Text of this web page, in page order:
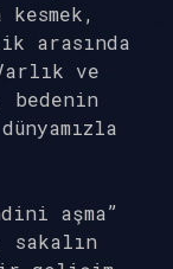
arasında
ve
aşma”
sakalın